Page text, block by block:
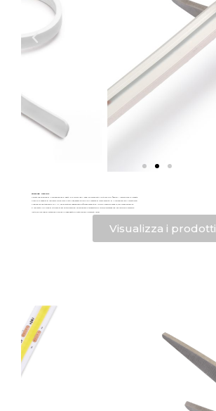
Strisce LED Neonlynx
Cercate una soluzione di illuminazione che si adatti alle forme e agli spazi più complicati? Le strisce LED flessibili Neonlynx sono la risposta.
Grazie alla capacità di realizzare forme curve o rettilinee, questa striscia LED consente di creare progetti di illuminazione unici e accattivanti.
Funziona con una tensione di 24 V CC, che garantisce un’eccezionale efficienza energetica. Non solo risparmia energia, ma è anche ecologica.
È realizzata in silicone di alta qualità per evitare qualsiasi variazione della temperatura di colore, garantendo una luce uniforme e piacevole.
Inoltre, ha un grado di protezione IP65, che la rende adatta all’installazione in ambienti umidi.
Visualizza i prodotti